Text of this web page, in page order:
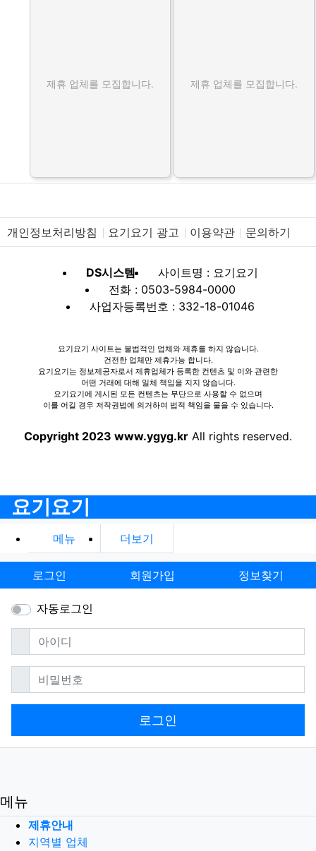
제휴 업체를 모집합니다. 제휴 업체를 모집합니다.
개인정보처리방침 요기요기 광고 이용약관 문의하기
DS시스템
사이트명 : 요기요기
전화 : 0503-5984-0000
사업자등록번호 : 332-18-01046
요기요기 사이트는 불법적인 업체와 제휴를 하지 않습니다.
건전한 업체만 제휴가능 합니다.
요기요기는 정보제공자로서 제휴업체가 등록한 컨텐츠 및 이와 관련한
어떤 거래에 대해 일체 책임을 지지 않습니다.
요기요기에 게시된 모든 컨텐츠는 무단으로 사용할 수 없으며
이를 어길 경우 저작권법에 의거하여 법적 책임을 물을 수 있습니다.
Copyright 2023 www.ygyg.kr All rights reserved.
요기요기
메뉴 더보기
로그인 회원가입 정보찾기
자동로그인
아이디필수
비밀번호필수
로그인
메뉴
제휴안내
지역별 업체